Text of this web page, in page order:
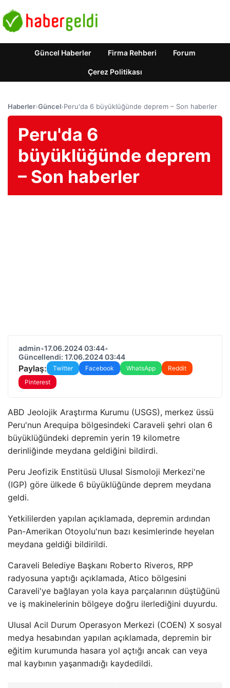
Güncel Haberler Firma Rehberi Forum
Çerez Politikası
Haberler›Güncel›Peru'da 6 büyüklüğünde deprem – Son haberler
Peru'da 6
büyüklüğünde deprem
– Son haberler
admin•17.06.2024 03:44•
Güncellendi: 17.06.2024 03:44
Paylaş: Twitter Facebook WhatsApp
Reddit
Pinterest
ABD Jeolojik Araştırma Kurumu (USGS), merkez üssü
Peru'nun Arequipa bölgesindeki Caraveli şehri olan 6
büyüklüğündeki depremin yerin 19 kilometre
derinliğinde meydana geldiğini bildirdi.
Peru Jeofizik Enstitüsü Ulusal Sismoloji Merkezi'ne
(IGP) göre ülkede 6 büyüklüğünde deprem meydana
geldi.
Yetkililerden yapılan açıklamada, depremin ardından
Pan-Amerikan Otoyolu'nun bazı kesimlerinde heyelan
meydana geldiği bildirildi.
Caraveli Belediye Başkanı Roberto Riveros, RPP
radyosuna yaptığı açıklamada, Atico bölgesini
Caraveli'ye bağlayan yola kaya parçalarının düştüğünü
ve iş makinelerinin bölgeye doğru ilerlediğini duyurdu.
Ulusal Acil Durum Operasyon Merkezi (COEN) X sosyal
medya hesabından yapılan açıklamada, depremin bir
eğitim kurumunda hasara yol açtığı ancak can veya
mal kaybının yaşanmadığı kaydedildi.